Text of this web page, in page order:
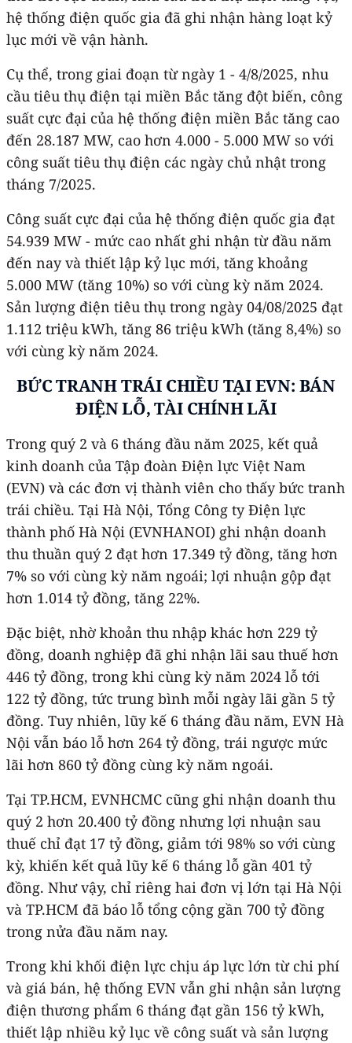
hệ thống điện quốc gia đã ghi nhận hàng loạt kỷ
lục mới về vận hành.
Cụ thể, trong giai đoạn từ ngày 1 - 4/8/2025, nhu
cầu tiêu thụ điện tại miền Bắc tăng đột biến, công
suất cực đại của hệ thống điện miền Bắc tăng cao
đến 28.187 MW, cao hơn 4.000 - 5.000 MW so với
công suất tiêu thụ điện các ngày chủ nhật trong
tháng 7/2025.
Công suất cực đại của hệ thống điện quốc gia đạt
54.939 MW - mức cao nhất ghi nhận từ đầu năm
đến nay và thiết lập kỷ lục mới, tăng khoảng
5.000 MW (tăng 10%) so với cùng kỳ năm 2024.
Sản lượng điện tiêu thụ trong ngày 04/08/2025 đạt
1.112 triệu kWh, tăng 86 triệu kWh (tăng 8,4%) so
với cùng kỳ năm 2024.
BỨC TRANH TRÁI CHIỀU TẠI EVN: BÁN
ĐIỆN LỖ, TÀI CHÍNH LÃI
Trong quý 2 và 6 tháng đầu năm 2025, kết quả
kinh doanh của Tập đoàn Điện lực Việt Nam
(EVN) và các đơn vị thành viên cho thấy bức tranh
trái chiều. Tại Hà Nội, Tổng Công ty Điện lực
thành phố Hà Nội (EVNHANOI) ghi nhận doanh
thu thuần quý 2 đạt hơn 17.349 tỷ đồng, tăng hơn
7% so với cùng kỳ năm ngoái; lợi nhuận gộp đạt
hơn 1.014 tỷ đồng, tăng 22%.
Đặc biệt, nhờ khoản thu nhập khác hơn 229 tỷ
đồng, doanh nghiệp đã ghi nhận lãi sau thuế hơn
446 tỷ đồng, trong khi cùng kỳ năm 2024 lỗ tới
122 tỷ đồng, tức trung bình mỗi ngày lãi gần 5 tỷ
đồng. Tuy nhiên, lũy kế 6 tháng đầu năm, EVN Hà
Nội vẫn báo lỗ hơn 264 tỷ đồng, trái ngược mức
lãi hơn 860 tỷ đồng cùng kỳ năm ngoái.
Tại TP.HCM, EVNHCMC cũng ghi nhận doanh thu
quý 2 hơn 20.400 tỷ đồng nhưng lợi nhuận sau
thuế chỉ đạt 17 tỷ đồng, giảm tới 98% so với cùng
kỳ, khiến kết quả lũy kế 6 tháng lỗ gần 401 tỷ
đồng. Như vậy, chỉ riêng hai đơn vị lớn tại Hà Nội
và TP.HCM đã báo lỗ tổng cộng gần 700 tỷ đồng
trong nửa đầu năm nay.
Trong khi khối điện lực chịu áp lực lớn từ chi phí
và giá bán, hệ thống EVN vẫn ghi nhận sản lượng
điện thương phẩm 6 tháng đạt gần 156 tỷ kWh,
thiết lập nhiều kỷ lục về công suất và sản lượng